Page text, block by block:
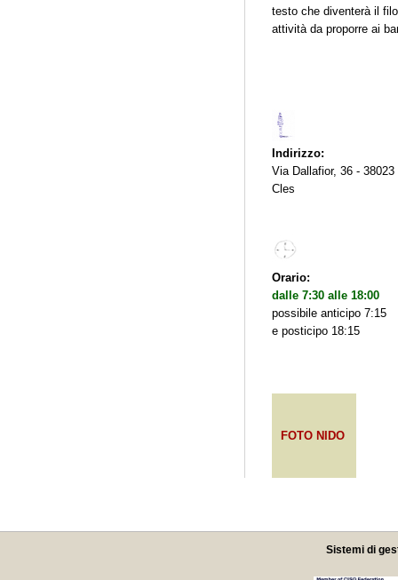
testo che diventerà il
attività da proporre ai
Indirizzo:
Via Dallafior, 36 - 38023
Cles
Orario:
dalle 7:30 alle 18:00
possibile anticipo 7:15
e posticipo 18:15
FOTO NIDO
Sistemi di